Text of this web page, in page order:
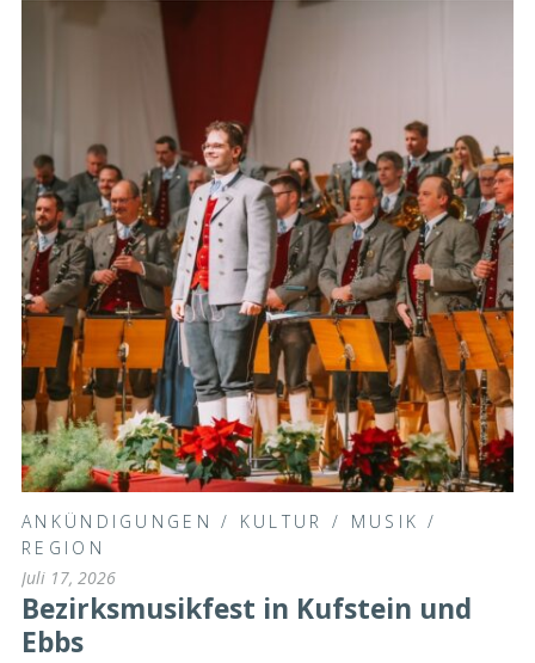
ANKÜNDIGUNGEN / KULTUR / MUSIK /
REGION
Juli 17, 2026
Bezirksmusikfest in Kufstein und
Ebbs